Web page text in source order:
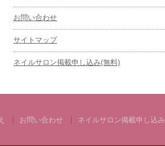
お問い合わせ
サイトマップ
ネイルサロン掲載申し込み(無料)
お問い合わせ ネイルサロン掲載申し込み